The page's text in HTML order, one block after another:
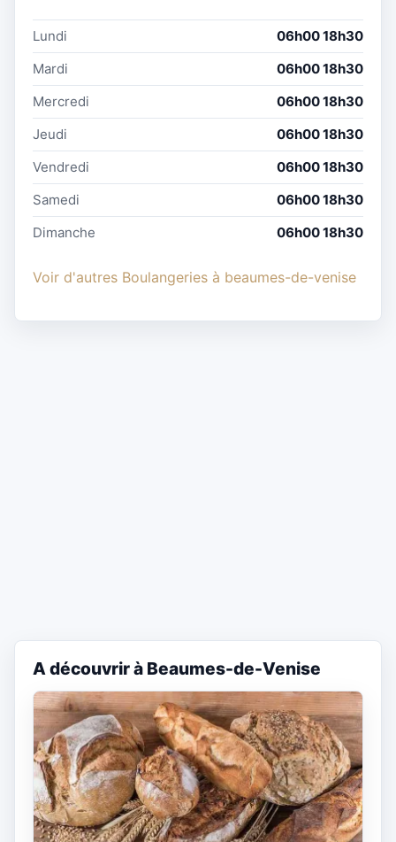
Lundi
06h00 18h30
Mardi
06h00 18h30
Mercredi
06h00 18h30
Jeudi
06h00 18h30
Vendredi
06h00 18h30
Samedi
06h00 18h30
Dimanche
06h00 18h30
Voir d'autres Boulangeries à beaumes-de-venise
A découvrir à Beaumes-de-Venise